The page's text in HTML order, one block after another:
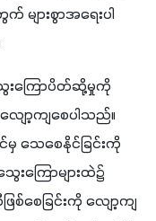
များစွာအရေးပါ
းကြောပိတ်ဆို့မှုကို
လျော့ကျစေပါသည်။
မှ သေစေနိုင်ခြင်းကို
းကြောများထဲ၌
စေခြင်းကို လျော့ကျ